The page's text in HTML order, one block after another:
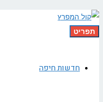
תפריט
חדשות חיפה